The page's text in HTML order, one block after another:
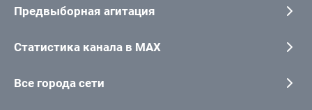
Предвыборная агитация
Статистика канала в MAX
Все города сети